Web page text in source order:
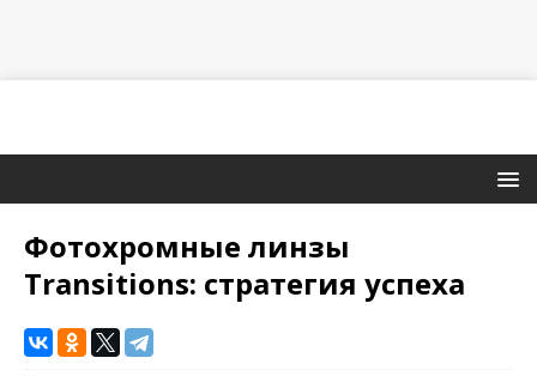
Фотохромные линзы
Transitions: стратегия успеха